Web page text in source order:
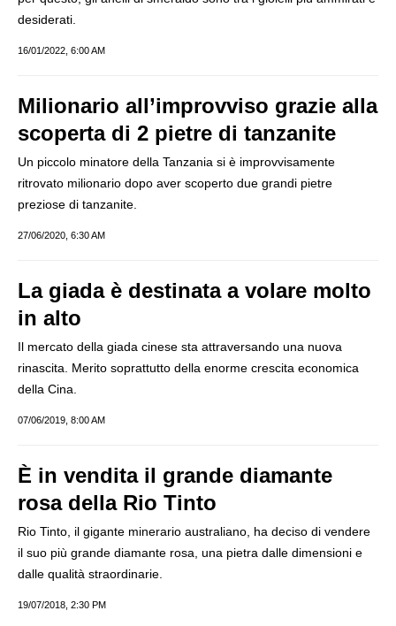
desiderati.
16/01/2022, 6:00 AM
Milionario all’improvviso grazie alla
scoperta di 2 pietre di tanzanite
Un piccolo minatore della Tanzania si è improvvisamente
ritrovato milionario dopo aver scoperto due grandi pietre
preziose di tanzanite.
27/06/2020, 6:30 AM
La giada è destinata a volare molto
in alto
Il mercato della giada cinese sta attraversando una nuova
rinascita. Merito soprattutto della enorme crescita economica
della Cina.
07/06/2019, 8:00 AM
È in vendita il grande diamante
rosa della Rio Tinto
Rio Tinto, il gigante minerario australiano, ha deciso di vendere
il suo più grande diamante rosa, una pietra dalle dimensioni e
dalle qualità straordinarie.
19/07/2018, 2:30 PM